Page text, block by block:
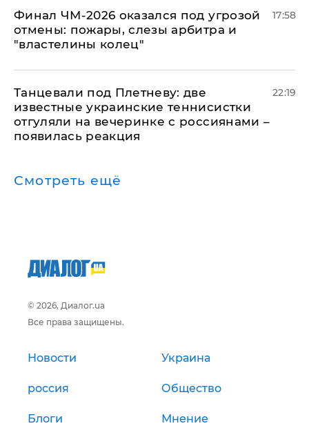
Финал ЧМ-2026 оказался под угрозой
отмены: пожары, слезы арбитра и
"властелины колец"
17:58
Танцевали под Плетневу: две
известные украинские теннисистки
отгуляли на вечеринке с россиянами –
появилась реакция
22:19
Смотреть ещё
© 2026, Диалог.ua
Все права защищены.
Новости Украина
россия Общество
Блоги Мнение